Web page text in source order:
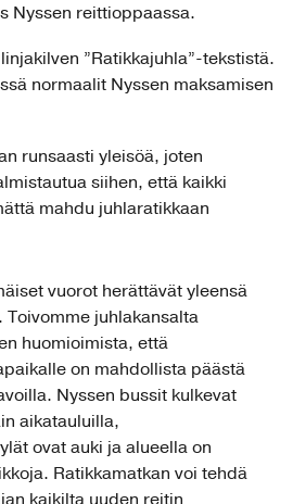
Nyssen reittioppaassa.
”Ratikkajuhla”-tekstistä.
normaalit Nyssen maksamisen
runsaasti yleisöä, joten
siihen, että kaikki
mahdu juhlaratikkaan
vuorot herättävät yleensä
Toivomme juhlakansalta
huomioimista, että
on mahdollista päästä
Nyssen bussit kulkevat
aikatauluilla,
ovat auki ja alueella on
Ratikkamatkan voi tehdä
kaikilta uuden reitin